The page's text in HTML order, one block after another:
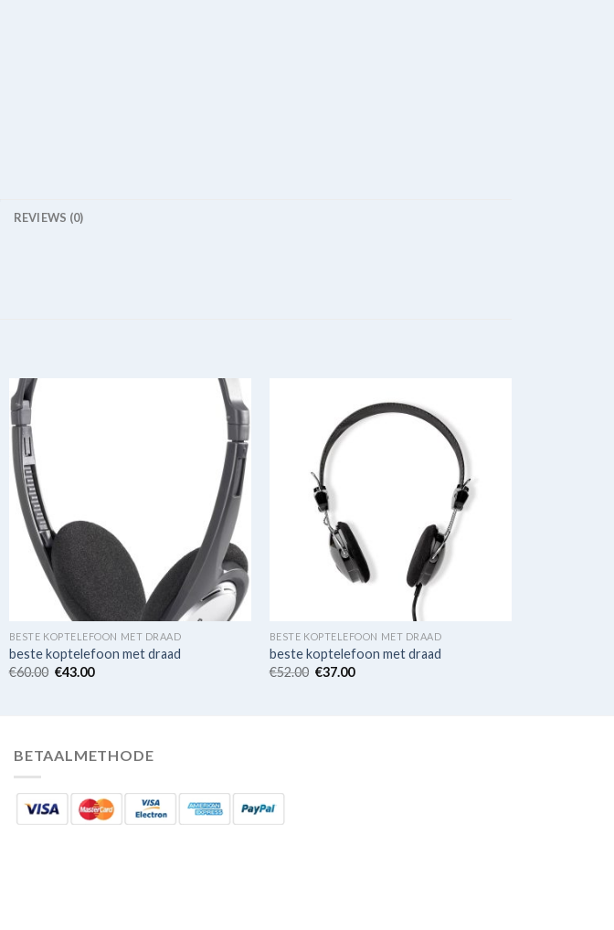
REVIEWS (0)
BESTE KOPTELEFOON MET DRAAD
beste koptelefoon met draad
€60.00 €43.00
BESTE KOPTELEFOON MET DRAAD
beste koptelefoon met draad
€52.00 €37.00
BETAALMETHODE